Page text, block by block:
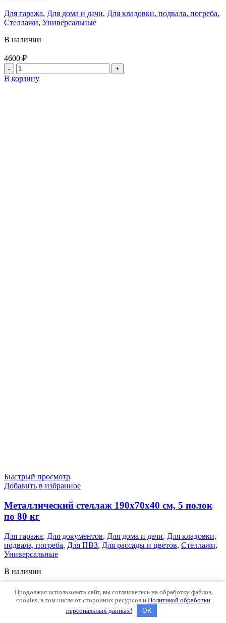
Для гаража, Для дома и дачи, Для кладовки, подвала, погреба,
Стеллажи, Универсальные
В наличии
4600 ₽
Количество
товара
Металлический
В корзину
Быстрый просмотр
Добавить в избранное
Металлический стеллаж 190x70x40 см, 5 полок
по 80 кг
Для гаража, Для документов, Для дома и дачи, Для кладовки,
подвала, погреба, Для ПВЗ, Для рассады и цветов, Стеллажи,
Универсальные
В наличии
4400₽
Количество
Продолжая использовать сайт, вы соглашаетесь на обработку файлов
cookies, в том числе от сторонних ресурсов и Политикой обработки
персональных данных!
OK